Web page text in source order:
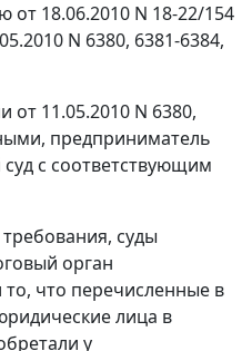
18.06.2010 N 18-22/154
N 6380, 6381-6384,
от 11.05.2010 N 6380,
предприниматель
с соответствующим
суды
орган
что перечисленные в
лица в
у